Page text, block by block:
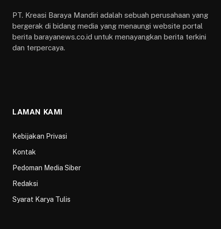
PT. Kreasi Baraya Mandiri adalah sebuah perusahaan yang
bergerak di bidang media yang menaungi website portal
berita barayanews.co.id untuk menayangkan berita terkini
dan terpercaya.
LAMAN KAMI
Kebijakan Privasi
Kontak
Pedoman Media Siber
Redaksi
Syarat Karya Tulis